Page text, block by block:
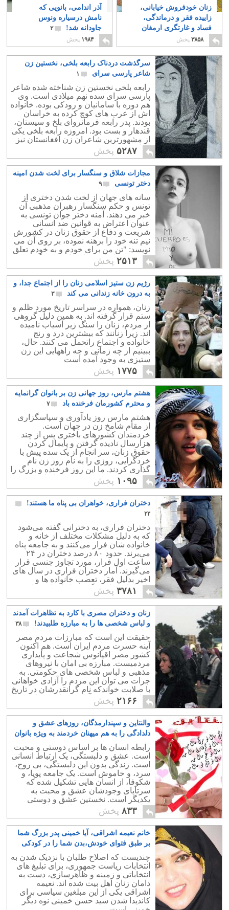
زنان خودفروش خیابانی،
زاییده فقر و درماندگی،
فساد و غارتگری ارمغان
حکومت اسلامی
۳۸۵۸ پخش
آذر اندامی، بانویی که
نامش درسیاره ونوس
جاودانه شد!
۲
۱۹۸۴ پخش
سرگذشت دردناک رابعه بلخی، نخستین زن
شاعر پارسی‌ سرای
۱
رابعه بلخی نخستين زن شناخته شده شاعر
پارسی سرای سده نهم میلادی است. وی
هم دوره با سامانیان و رودکی بوده. خانواده
اش از عرب های کوچ کرده به خراسان
بودند. پدر رابعه فرمانروای بلخ و سیستان،
قندهار و بست بود. امروزه رابعه بلخی یکی
از مشهورترین شاعران زن افغانستان نیز
خوانده می شود.
۵۲۸۷ پخش
مجازات شلاق و سنگسار برای لخت شدن امینه
دختر تونسی
۹
سانه های جهان از لخت شدن دختری از
تونس و حکم سنگسار رهبران مذهبی آن
خبر می دهند. آمنه دختر جوان تونسی به
عنوان اعتراض به قوانین ضد انسانی
شریعت و دفاع از حقوق زنان در کشورش
نیم تنه خود را برهنه نموده، بر روی آن می
نویسد: "تن من برای خودم و به خودم تعلق
دارد و وسیله آبرو و افتخار فرد دیگری
نیست".
۲۵۱۳ پخش
رژیم زن ستیز اسلامی زنان را از اجتماع جدا، و
به درون خانه زندانی می کند
۳
زنان، همواره در سراسر تاریخ مورد ظلم و
ستم قرار گرفته اند. به همین دلیل گروهی
از مردم، زنان را سنگ زیر آسیاب نامیده
اند. زیرا زنانند که بیشترین درد و رنج
خانواده و اجتماع راتحمل می کنند. حال،
ببینیم از چه زمانی و چه راههایی این زن
ستیزی به وجود آمده است
۱۷۷۵ پخش
هشتم مارس، روز جهانی زن بر بانوان گرانمایه
و محترم کشورمان فرخنده باد
۷
هشتم مارس روز یادآوری و سپاسگزاری
از مقام شامخ زن در جهان است.
خردمندان کشورهای باختری پس از چند
هزارسال نادیده گرفتن و پایمال کردن
حقوق زنان، سر انجام از یک سده پیش با
خردگرایی، روزی را به نام روز زن نام
گذاری کردند. ما این روز فرخنده و بزرگ را
به همه زنان، به ویژه هم میهنانمان
شادباش می گوییم.
۱۰۹۵ پخش
دختران فراری، خواهران بی پناه ما هستند!
۲۳
دختران فراری، به دخترانی گفته می‌شود
که به دلیل مشکلات مختلف از خانه و
خانواده شان فرار می‌کنند و به جامعه پناه
می‌برند. حدود ۸۰ درصد دختران در ۲۴
ساعت اول فرار، مورد تجاوز جنسی قرار
می‌گیرند. آمار دختران فراری در سال های
اخیر بدلیل فقر، تعصب خانواده ها و
نابسامانی های دیگر بسیار افزایش یافته
است.
۳۷۸۱ پخش
زنان و دختران مصری با کارد به تظاهرات آمدند
و لباس شخصی ها را به مبارزه طلبیدند!
۳۸
حقیقت این است که مبارزات مردم مصر
آینه حسرت مردم ایران است. هم اکنون
کشور مصر اقیانوس شجاعت و پایداری
مردمیست. مبارزه بی امان با نیروهای
مذهبی و لباس شخصی های حکومتی. به
جرات می توان این مردم را آزادی خواهانی
با صلابت خواندکه نام گرانقدرشان در تاریخ
پر افتخار مبارزین آزادی خواهی جهان ثبت
خواهد شد.
۲۱۶۶ پخش
والنتاین و سپندارمذگان، روزهای عشق و
دلدادگی را به هم میهنان خردمند به ویژه بانوان
گرانمایه شادباش می گوییم
۱۱
رابطه انسان ها بر اساس دوستی و محبت
است. عشق و دلبستگی، یک ارتباط انسانی
است. زندگی بدون این دلبستگی، بی روح،
سرد، و خاموش است. یک جامعه پویا، و
شکوفا، از انسان هایی تشکیل شده که
سرتاپای وجودشان عشق و محبت به
یکدیگر است. نخستین عشق و دوستی
میان یک دختر و پسر جوان به راستی چقدر
زیبا، و باشکوه است.
۸۳۳ پخش
خانم نعیمه اشراقی، آیا خمینی پدر بزرگ شما
بر طبق فتوای خودش،بدن شما را در کودکی
لمس کرده بود؟
چندیست که اصلاح طلبان با نزدیک شدن به
انتخابات ریاست جمهوری، برای تبلیغ های
انتخاباتی و زمینه و ظاهرسازی، دست به
دامان زنان اهل بیت شده اند. نعیمه
اشراقی یکی از این مبلغین سیاسی برای
کاندیدا شدن سید حسن خمینی نوه دیگر